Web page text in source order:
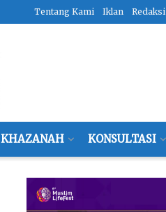
Tentang Kami Iklan Redaksi
KHAZANAH KONSULTASI